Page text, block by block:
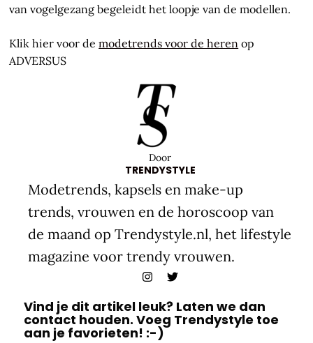
van vogelgezang begeleidt het loopje van de modellen.
Klik hier voor demodetrends voor de heren op
ADVERSUS
Door
TRENDYSTYLE
Modetrends, kapsels en make-up
trends, vrouwen en de horoscoop van
de maand op Trendystyle.nl, het lifestyle
magazine voor trendy vrouwen.
Vind je dit artikel leuk? Laten we dan
contact houden. Voeg Trendystyle toe
aan je favorieten! :-)